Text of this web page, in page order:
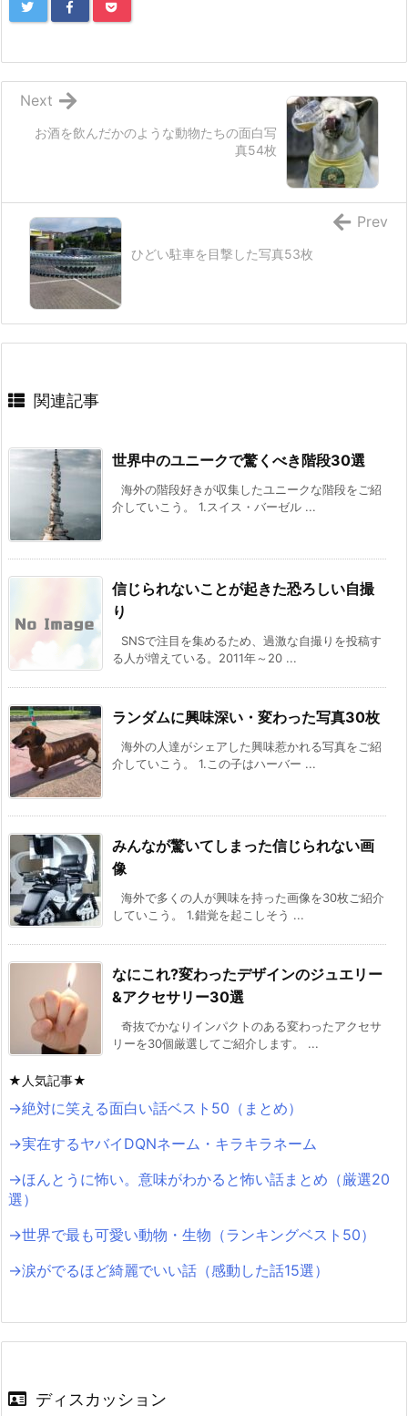
お酒を飲んだかのような動物たちの面白写
真54枚
Next
ひどい駐車を目撃した写真53枚
Prev
関連記事
世界中のユニークで驚くべき階段30選
海外の階段好きが収集したユニークな階段をご紹
介していこう。 1.スイス・バーゼル ...
信じられないことが起きた恐ろしい自撮
り
SNSで注目を集めるため、過激な自撮りを投稿す
る人が増えている。2011年～20 ...
ランダムに興味深い・変わった写真30枚
海外の人達がシェアした興味惹かれる写真をご紹
介していこう。 1.この子はハーバー ...
みんなが驚いてしまった信じられない画
像
海外で多くの人が興味を持った画像を30枚ご紹介
していこう。 1.錯覚を起こしそう ...
なにこれ?変わったデザインのジュエリー
&アクセサリー30選
奇抜でかなりインパクトのある変わったアクセサ
リーを30個厳選してご紹介します。 ...
★人気記事★
→絶対に笑える面白い話ベスト50（まとめ）
→実在するヤバイDQNネーム・キラキラネーム
→ほんとうに怖い。意味がわかると怖い話まとめ（厳選20
選）
→世界で最も可愛い動物・生物（ランキングベスト50）
→涙がでるほど綺麗でいい話（感動した話15選）
ディスカッション